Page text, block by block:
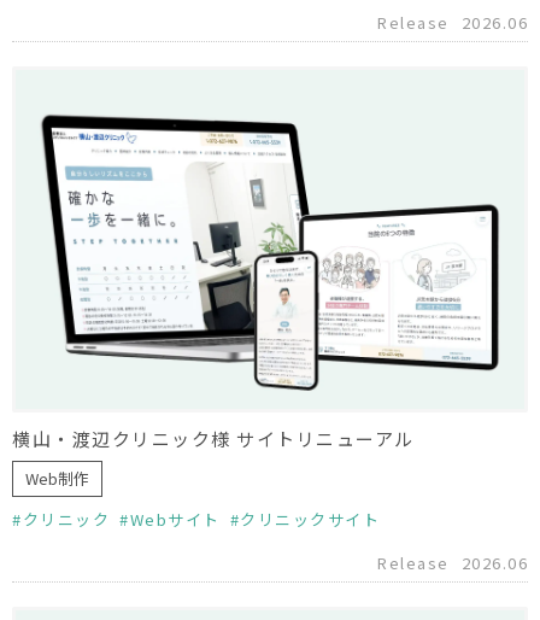
Release
2026.06
横山・渡辺クリニック様 サイトリニューアル
Web制作
クリニック
Webサイト
クリニックサイト
Release
2026.06